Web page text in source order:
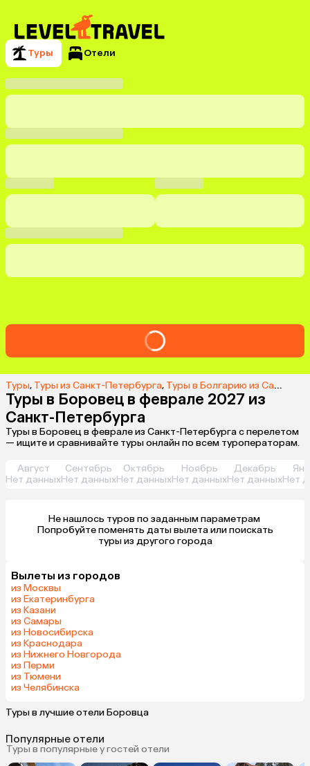
Туры Отели
Туры, Туры из Санкт-Петербурга, Туры в Болгарию из Санкт-Петербурга
Туры в Боровец в феврале 2027 из
Санкт-Петербурга
Туры в Боровец в феврале из Санкт-Петербурга с перелетом
— ищите и сравнивайте туры онлайн по всем туроператорам.
Август
Нет данных
Сентябрь
Нет данных
Октябрь
Нет данных
Ноябрь
Нет данных
Декабрь
Нет данныхНет
Не нашлось туров по заданным параметрам
туры из другого города
Вылеты из городов
из Москвы
из Екатеринбурга
из Казани
из Самары
из Новосибирска
из Краснодара
из Нижнего Новгорода
из Перми
из Тюмени
из Челябинска
Туры в лучшие отели Боровца
Популярные отели
Туры в популярные у гостей отели